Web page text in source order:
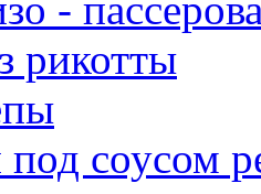
-
рикотты
под соусом